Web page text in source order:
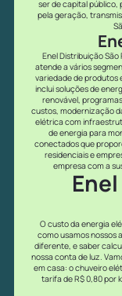
ser de capital público,
pela geração,
Enel Distribuição
atende a vários
variedade de produtos
inclui soluções de
renovável,
custos, modernização
elétrica com
de energia para
conectados que
residenciais e
empresa com a
O custo da energia
como usamos nossos
diferente, e saber
nossa conta de luz.
em casa: o chuveiro
tarifa de R$ 0,80 por